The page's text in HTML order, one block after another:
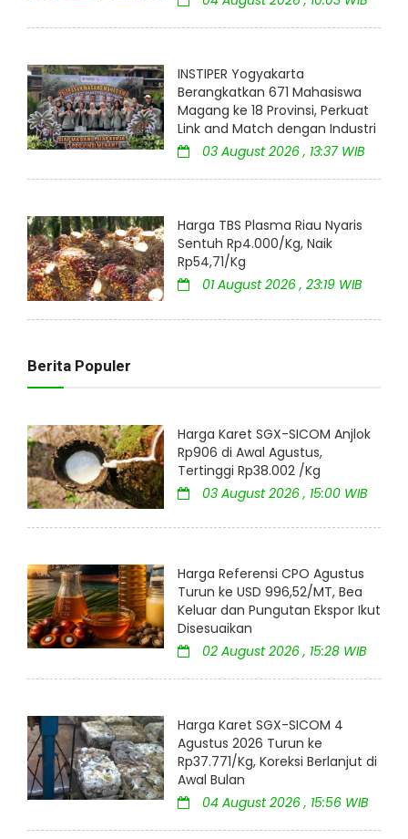
INSTIPER Yogyakarta
Berangkatkan 671 Mahasiswa
Magang ke 18 Provinsi, Perkuat
Link and Match dengan Industri
03 August 2026 , 13:37 WIB
Harga TBS Plasma Riau Nyaris
Sentuh Rp4.000/Kg, Naik
Rp54,71/Kg
01 August 2026 , 23:19 WIB
Berita Populer
Harga Karet SGX-SICOM Anjlok
Rp906 di Awal Agustus,
Tertinggi Rp38.002 /Kg
03 August 2026 , 15:00 WIB
Harga Referensi CPO Agustus
Turun ke USD 996,52/MT, Bea
Keluar dan Pungutan Ekspor Ikut
Disesuaikan
02 August 2026 , 15:28 WIB
Harga Karet SGX-SICOM 4
Agustus 2026 Turun ke
Rp37.771/Kg, Koreksi Berlanjut di
Awal Bulan
04 August 2026 , 15:56 WIB